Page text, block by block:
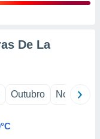
De La
Outubro Novembro